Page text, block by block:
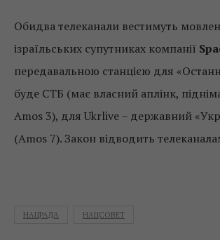
Обидва телеканали вестимуть
ізраїльських супутниках компанії
передавальною станцією для
буде СТБ (має власний аплінк,
Amos 3), для Ukrlive – державний
(Amos 7). Закон відводить
НАЦРАДА НАЦСОВЕТ